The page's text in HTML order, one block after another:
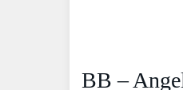
BB –